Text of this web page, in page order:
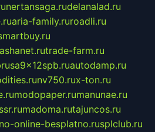
nertansaga.rudelanalad.ru
aria-family.ruroadli.ru
ashanet.rutrade-farm.ru
autodamp.ru
nv750.rux-ton.ru
modopaper.rumanunae.ru
madoma.rutajuncos.ru
online-besplatno.rusplclub.ru